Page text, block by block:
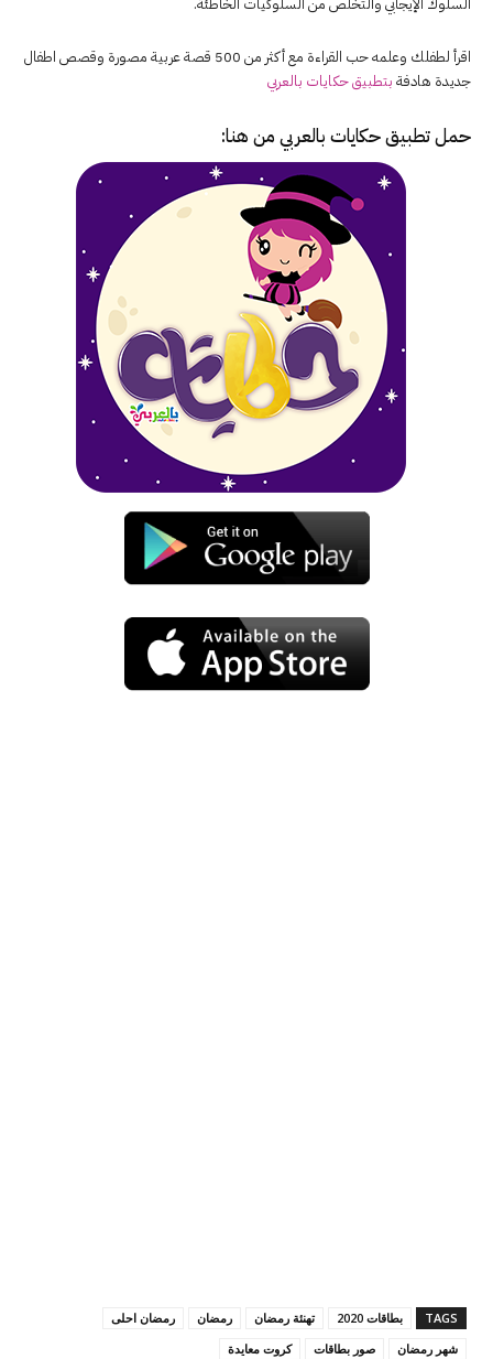
اقرأ لطفلك وعلمه حب القراءة مع أكثر من 500 قصة عربية مصورة وقصص اطفال
جديدة هادفة بتطبيق حكايات بالعربي
حمل تطبيقحكايات بالعربي من هنا:
TAGS بطاقات 2020 تهنئة رمضان رمضان
رمضان احلى
شهر رمضان
صور بطاقات كروت معايدة